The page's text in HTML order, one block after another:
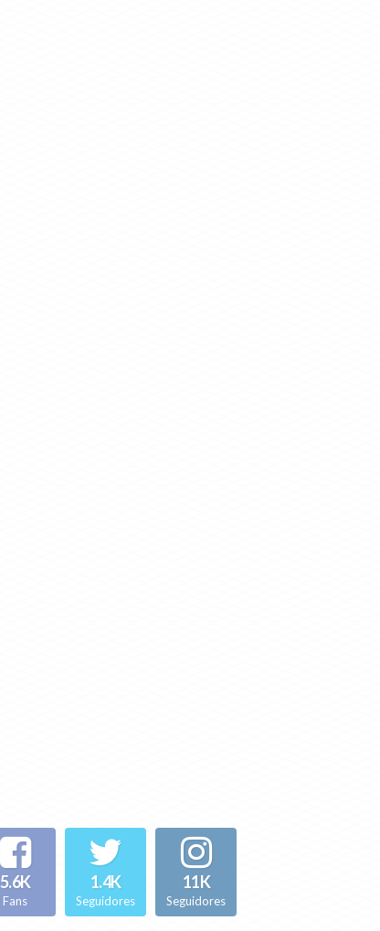
5.6K
Fans
1.4K
Seguidores
11K
Seguidores